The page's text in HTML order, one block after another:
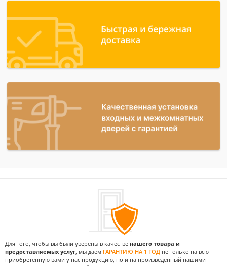
Для того, чтобы вы были уверены в качестве нашего товара и
предоставляемых услуг , мы даем ГАРАНТИЮ НА 1 ГОД не только на всю
приобретенную вами у нас продукцию, но и на произведенный нашими